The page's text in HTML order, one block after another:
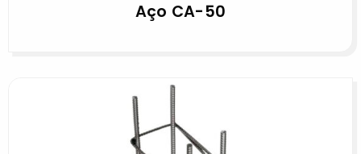
Aço CA-50